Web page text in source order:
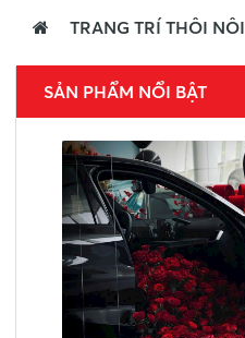
TRANG TRÍ THÔI NÔI
SẢN PHẨM NỔI BẬT